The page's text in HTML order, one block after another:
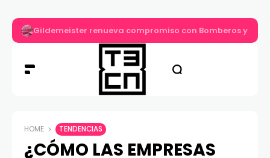
Gildemeister renueva compromiso con Bomberos y
HOME TENDENCIAS
¿CÓMO LAS EMPRESAS